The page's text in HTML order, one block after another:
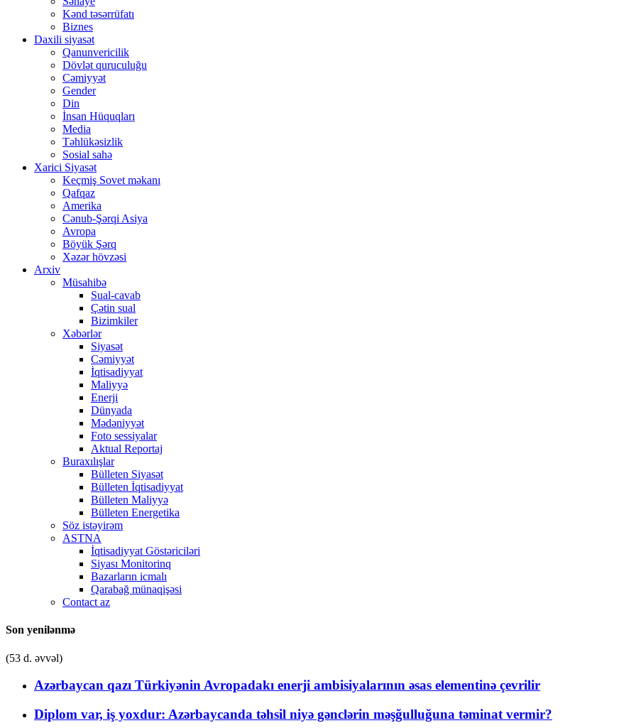
Kənd təsərrüfatı
Biznes
Daxili siyasət
Qanunvericilik
Dövlət quruculuğu
Cəmiyyət
Gender
Din
İnsan Hüquqları
Media
Təhlükəsizlik
Sosial sahə
Xarici Siyasət
Keçmiş Sovet məkanı
Qafqaz
Amerika
Cənub-Şərqi Asiya
Avropa
Böyük Şərq
Xəzər hövzəsi
Arxiv
Müsahibə
Sual-cavab
Çətin sual
Bizimkiler
Xəbərlər
Siyasət
Cəmiyyət
İqtisadiyyat
Maliyyə
Enerji
Dünyada
Mədəniyyət
Foto sessiyalar
Aktual Reportaj
Buraxılışlar
Bülleten Siyasət
Bülleten İqtisadiyyat
Bülleten Maliyyə
Bülleten Energetika
Söz istəyirəm
ASTNA
İqtisadiyyat Göstəriciləri
Siyası Monitorinq
Bazarların icmalı
Qarabağ münaqişəsi
Contact az
Son yenilənmə
(53 d. əvvəl)
Azərbaycan qazı Türkiyənin Avropadakı enerji ambisiyalarının əsas elementinə çevrilir
Diplom var, iş yoxdur: Azərbaycanda təhsil niyə gənclərin məşğulluğuna təminat vermir?